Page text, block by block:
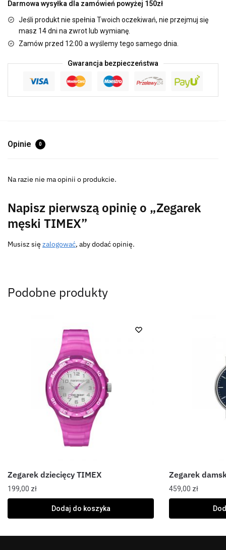
Darmowa wysyłka dla zamówień powyżej 150zł
Jeśli produkt nie spełnia Twoich oczekiwań, nie przejmuj się
masz 14 dni na zwrot lub wymianę.
Zamów przed 12:00 a wyślemy tego samego dnia.
Gwarancja bezpieczeństwa
Opinie 0
Na razie nie ma opinii o produkcie.
Napisz pierwszą opinię o „Zegarek
męski TIMEX”
Musisz się zalogować, aby dodać opinię.
Podobne produkty
Zegarek dziecięcy TIMEX
199,00 zł
Dodaj do koszyka
Zegarek
459,00 zł